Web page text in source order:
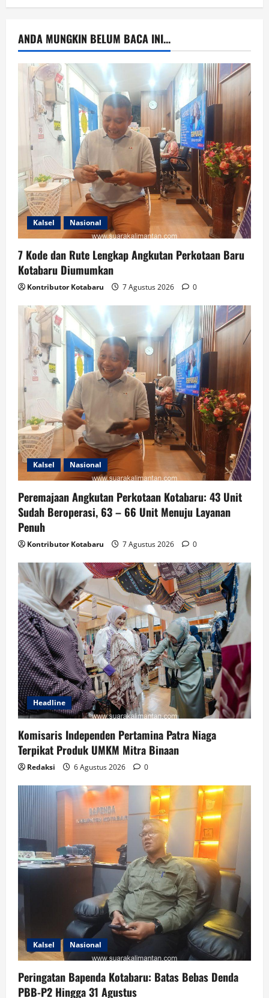
ANDA MUNGKIN BELUM BACA INI...
Kalsel Nasional
7 Kode dan Rute Lengkap Angkutan Perkotaan Baru
Kotabaru Diumumkan
Kontributor Kotabaru 7 Agustus 2026 0
Kalsel Nasional
Peremajaan Angkutan Perkotaan Kotabaru: 43 Unit
Sudah Beroperasi, 63 – 66 Unit Menuju Layanan
Penuh
Kontributor Kotabaru 7 Agustus 2026 0
Headline
Komisaris Independen Pertamina Patra Niaga
Terpikat Produk UMKM Mitra Binaan
Redaksi 6 Agustus 2026 0
Kalsel Nasional
Peringatan Bapenda Kotabaru: Batas Bebas Denda
PBB-P2 Hingga 31 Agustus